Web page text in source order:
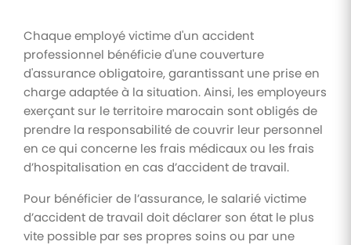
Chaque employé victime d'un accident
professionnel bénéficie d'une couverture
d'assurance obligatoire, garantissant une prise en
charge adaptée à la situation. Ainsi, les employeurs
exerçant sur le territoire marocain sont obligés de
prendre la responsabilité de couvrir leur personnel
en ce qui concerne les frais médicaux ou les frais
d’hospitalisation en cas d’accident de travail.
Pour bénéficier de l’assurance, le salarié victime
d’accident de travail doit déclarer son état le plus
vite possible par ses propres soins ou par une